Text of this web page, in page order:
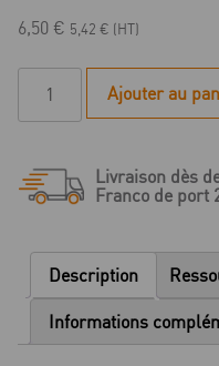
6,50 € 5,42 € (HT)
-
Ajouter au
Livraison dès
Franco de port
Description
Informations